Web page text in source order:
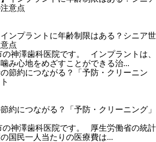
インプラントに年齢制限はある？シニア世
点
の神澤歯科医院です。 インプラントは、
み心地をめざすことができる治...
約につながる？「予防・クリーニング」
の神澤歯科医院です。 厚生労働省の統計
国民一人当たりの医療費は...